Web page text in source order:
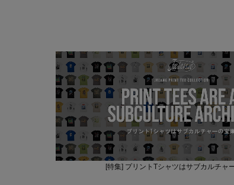
[特集] プリントTシャツはサブカルチャ